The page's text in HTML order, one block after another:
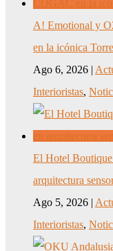
A! Emotional y
en la icónica
Ago 6, 2026 |
Interioristas,
El Hotel
arquitectura
Ago 5, 2026 |
Interioristas,